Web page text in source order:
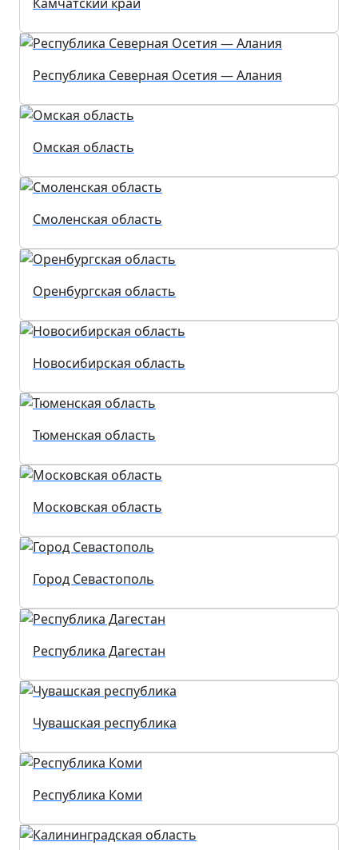
Камчатский край
Республика Северная Осетия — Алания
Омская область
Смоленская область
Оренбургская область
Новосибирская область
Тюменская область
Московская область
Город Севастополь
Республика Дагестан
Чувашская республика
Республика Коми